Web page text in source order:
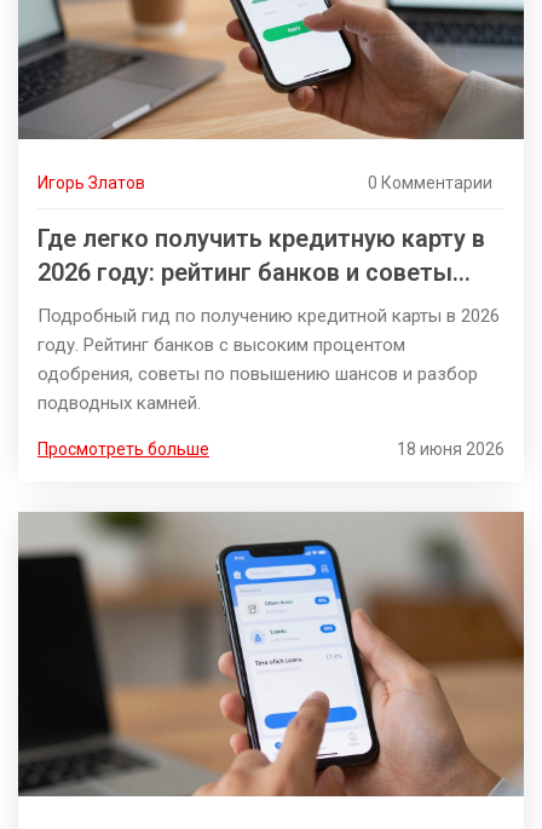
Игорь Златов 0 Комментарии
Где легко получить кредитную карту в
2026 году: рейтинг банков и советы
одобрения
Подробный гид по получению кредитной карты в 2026
году. Рейтинг банков с высоким процентом
одобрения, советы по повышению шансов и разбор
подводных камней.
Просмотреть больше 18 июня 2026